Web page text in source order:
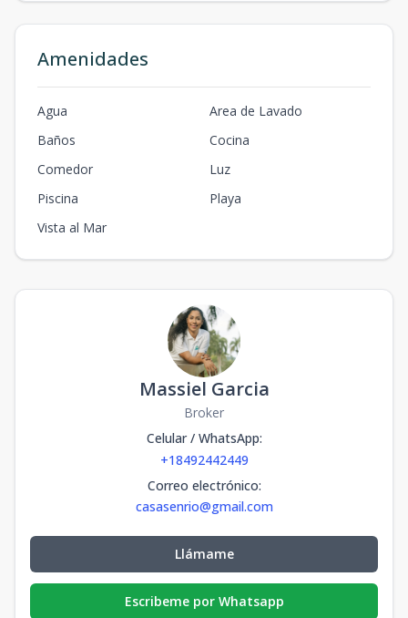
Amenidades
Agua
Area de Lavado
Baños
Cocina
Comedor
Luz
Piscina
Playa
Vista al Mar
Massiel Garcia
Broker
Celular / WhatsApp:
+18492442449
Correo electrónico:
casasenrio@gmail.com
Llámame
Escribeme por Whatsapp